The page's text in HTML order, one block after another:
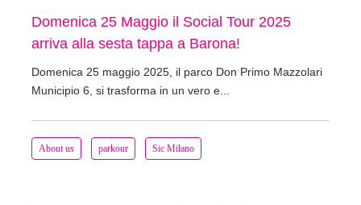
About us parkour Sic Milano
Domenica 25 Maggio il Social Tour 2025
arriva alla sesta tappa a Barona!
Domenica 25 maggio 2025, il parco Don Primo Mazzolari
Municipio 6, si trasforma in un vero e...